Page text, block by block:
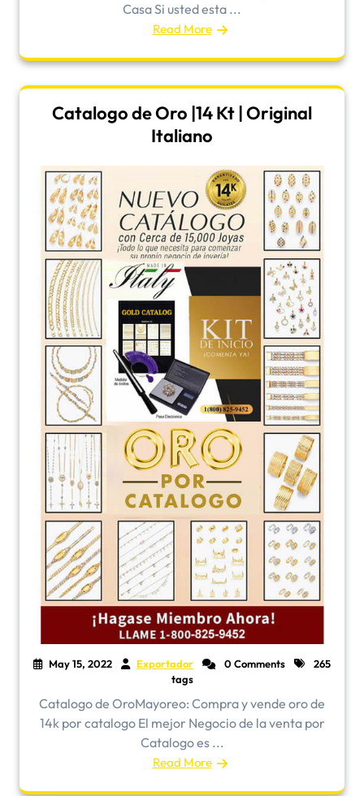
Casa Si usted esta ...
Read More
Catalogo de Oro |14 Kt | Original
Italiano
May 15, 2022 Exportador 0 Comments
265
tags
​Catalogo de OroMayoreo: Compra y vende oro de
14k por catalogo El mejor Negocio de la venta por
Catalogo es ...
Read More